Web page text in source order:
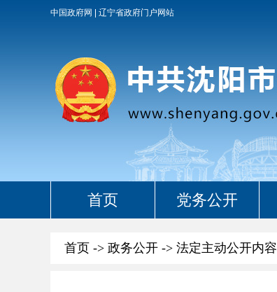
中国政府网 辽宁省政府门户网站
首页 党务公开
首页 -> 政务公开 -> 法定主动公开内容